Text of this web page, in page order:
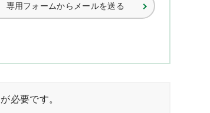
専用フォームからメールを送る
必要です。